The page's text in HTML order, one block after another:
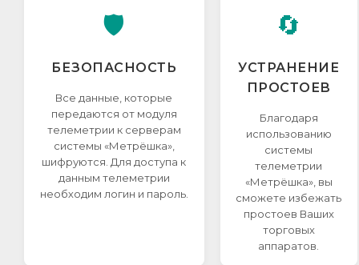
🛡️
БЕЗОПАСНОСТЬ
Все данные, которые
передаются от модуля
телеметрии к серверам
системы «Метрёшка»,
шифруются. Для доступа к
данным телеметрии
необходим логин и пароль.
🔄
УСТРАНЕНИЕ
ПРОСТОЕВ
Благодаря
использованию
системы
телеметрии
«Метрёшка», вы
сможете избежать
простоев Ваших
торговых
аппаратов.